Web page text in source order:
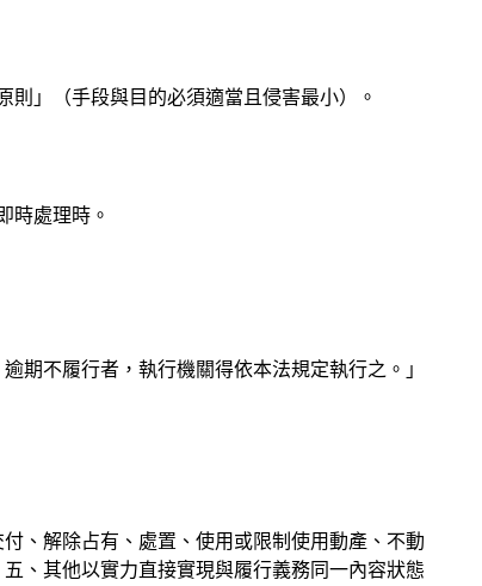
」（手段與目的必須適當且侵害最小）。
時處理時。
期不履行者，執行機關得依本法規定執行之。」
、解除占有、處置、使用或限制使用動產、不動
、其他以實力直接實現與履行義務同一內容狀態